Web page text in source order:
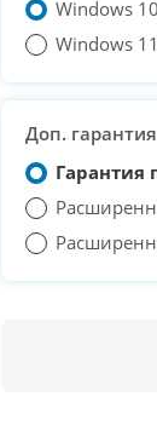
Windows
Windows
Доп. гарантия
Гарантия